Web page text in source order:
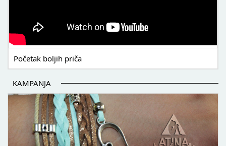
Početak boljih priča
KAMPANJA